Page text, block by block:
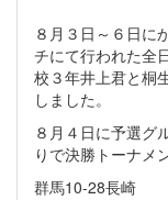
８月３日～６日に
チにて行われた全
校３年井上君と桐
しました。
８月４日に予選グ
りで決勝トーナメ
群馬10-28長崎